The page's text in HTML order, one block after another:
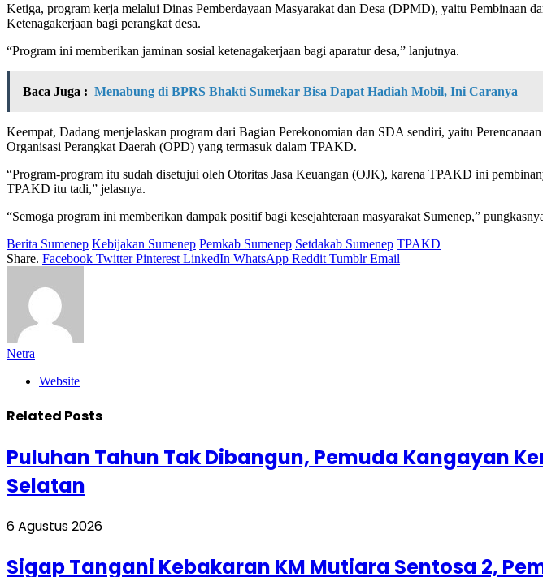
Ketiga, program kerja melalui Dinas Pemberdayaan Masyarakat dan Desa (DPMD), yaitu Pembinaan
Ketenagakerjaan bagi perangkat desa.
“Program ini memberikan jaminan sosial ketenagakerjaan bagi aparatur desa,” lanjutnya.
Baca Juga : Menabung di BPRS Bhakti Sumekar Bisa Dapat Hadiah Mobil, Ini Caranya
Keempat, Dadang menjelaskan program dari Bagian Perekonomian dan SDA sendiri, yaitu
Organisasi Perangkat Daerah (OPD) yang termasuk dalam TPAKD.
“Program-program itu sudah disetujui oleh Otoritas Jasa Keuangan (OJK), karena TPAKD ini
TPAKD itu tadi,” jelasnya.
“Semoga program ini memberikan dampak positif bagi kesejahteraan masyarakat Sumenep,”
Berita Sumenep Kebijakan Sumenep Pemkab Sumenep Setdakab Sumenep TPAKD
Share. Facebook Twitter Pinterest LinkedIn WhatsApp Reddit Tumblr Email
Netra
Website
Related Posts
Puluhan Tahun Tak Dibangun, Pemuda Kangayan
Selatan
6 Agustus 2026
Sigap Tangani Kebakaran KM Mutiara Sentosa 2,